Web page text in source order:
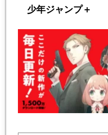
少年ジャンプ＋